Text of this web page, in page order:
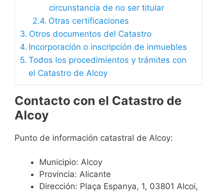
circunstancia de no ser titular
Otras certificaciones
Otros documentos del Catastro
Incorporación o inscripción de inmuebles
Todos los procedimientos y trámites con
el Catastro de Alcoy
Contacto con el Catastro de
Alcoy
Punto de información catastral de Alcoy:
Municipio: Alcoy
Provincia: Alicante
Dirección: Plaça Espanya, 1, 03801 Alcoi,